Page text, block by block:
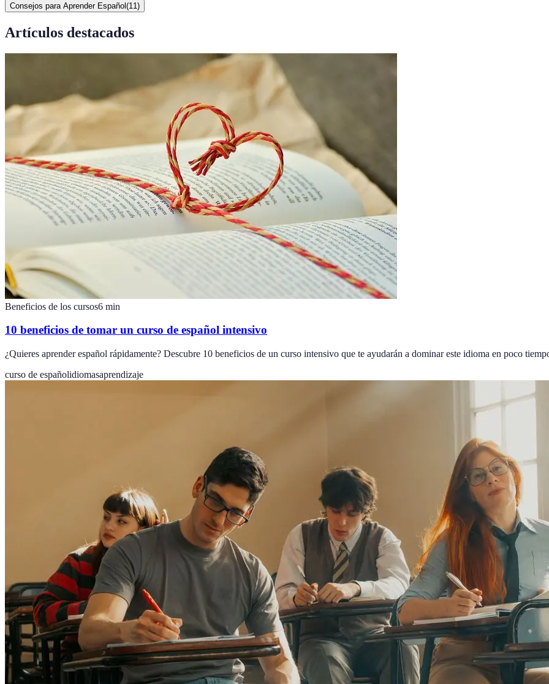
Consejos para Aprender Español (11 )
Artículos destacados
Beneficios de los cursos6 min
10 beneficios de tomar un curso de español intensivo
¿Quieres aprender español rápidamente? Descubre 10 beneficios de un curso intensivo que te ayudarán a dominar este idioma en poco
curso de españolidiomasaprendizaje